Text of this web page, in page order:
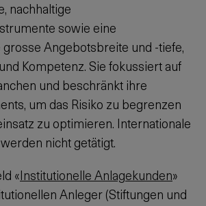
nachhaltige
sowie eine
Angebotsbreite und -tiefe,
Kompetenz. Sie fokussiert auf
und beschränkt ihre
um das Risiko zu begrenzen
zu optimieren. Internationale
nicht getätigt.
«Institutionelle Anlagekunden»
Anleger (Stiftungen und